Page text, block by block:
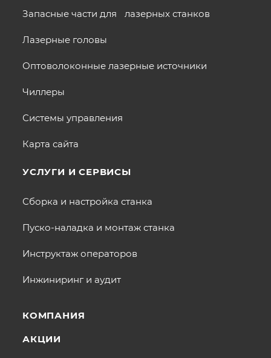
Запасные части для лазерных станков
Лазерные головы
Оптоволоконные лазерные источники
Чиллеры
Системы управления
Карта сайта
УСЛУГИ И СЕРВИСЫ
Сборка и настройка станка
Пуско-наладка и монтаж станка
Инструктаж операторов
Инжиниринг и аудит
КОМПАНИЯ
АКЦИИ